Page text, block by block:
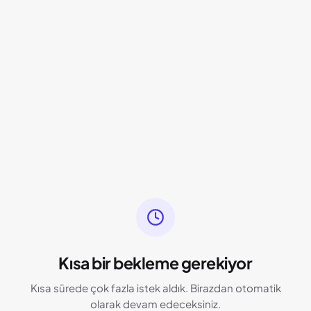
Kısa bir bekleme gerekiyor
Kısa sürede çok fazla istek aldık. Birazdan otomatik
olarak devam edeceksiniz.